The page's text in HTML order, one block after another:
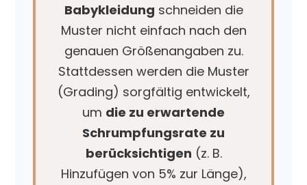
Babykleidung schneiden die
Muster nicht einfach nach den
genauen Größenangaben zu.
Stattdessen werden die Muster
(Grading) sorgfältig entwickelt,
um die zu erwartende
Schrumpfungsrate zu
berücksichtigen (z. B.
Hinzufügen von 5% zur Länge),